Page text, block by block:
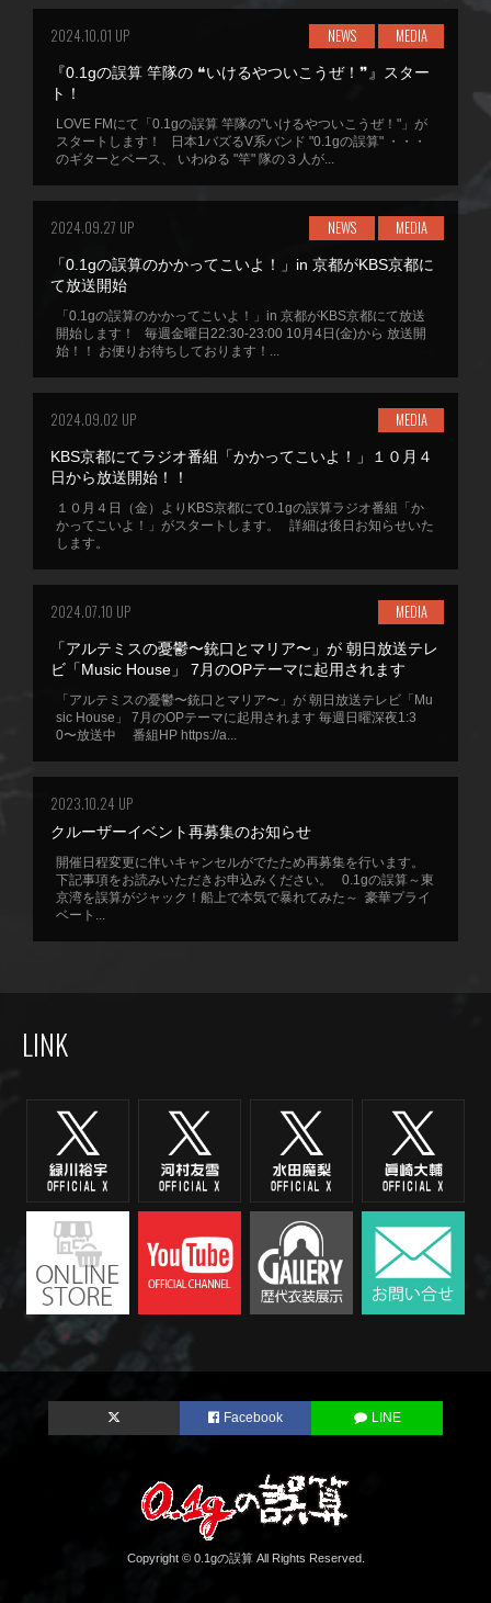
2024.10.01 UP NEWS MEDIA
『0.1gの誤算 竿隊の ❝いけるやついこうぜ！❞』スター
ト！
LOVE FMにて「0.1gの誤算 竿隊の"いけるやついこうぜ！"」が
スタートします！ 日本1バズるV系バンド "0.1gの誤算" ・・・
のギターとベース、 いわゆる "竿" 隊の３人が...
2024.09.27 UP NEWS MEDIA
「0.1gの誤算のかかってこいよ！」in 京都がKBS京都に
て放送開始
「0.1gの誤算のかかってこいよ！」in 京都がKBS京都にて放送
開始します！ 毎週金曜日22:30-23:00 10月4日(金)から 放送開
始！！ お便りお待ちしております！...
2024.09.02 UP MEDIA
KBS京都にてラジオ番組「かかってこいよ！」１０月４
日から放送開始！！
１０月４日（金）よりKBS京都にて0.1gの誤算ラジオ番組「か
かってこいよ！」がスタートします。 詳細は後日お知らせいた
します。
2024.07.10 UP MEDIA
「アルテミスの憂鬱〜銃口とマリア〜」が 朝日放送テレ
ビ「Music House」 7月のOPテーマに起用されます
「アルテミスの憂鬱〜銃口とマリア〜」が 朝日放送テレビ「Mu
sic House」 7月のOPテーマに起用されます 毎週日曜深夜1:3
0〜放送中 番組HP https://a...
2023.10.24 UP
クルーザーイベント再募集のお知らせ
開催日程変更に伴いキャンセルがでたため再募集を行います。
下記事項をお読みいただきお申込みください。 0.1gの誤算～東
京湾を誤算がジャック！船上で本気で暴れてみた～ 豪華プライ
ベート...
LINK
Facebook LINE
Copyright © 0.1gの誤算 All Rights Reserved.